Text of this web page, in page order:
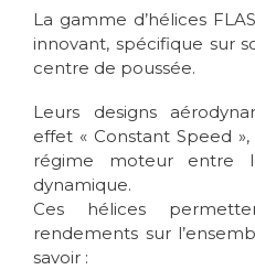
La gamme d’hélices
innovant, spécifique sur
centre de poussée.
Leurs designs
effet « Constant Speed
régime moteur entre
dynamique.
Ces hélices
rendements sur
savoir :